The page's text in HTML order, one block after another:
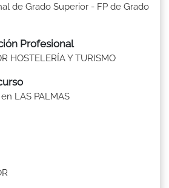
de Grado Superior - FP de Grado
Profesional
HOSTELERÍA Y TURISMO
LAS PALMAS